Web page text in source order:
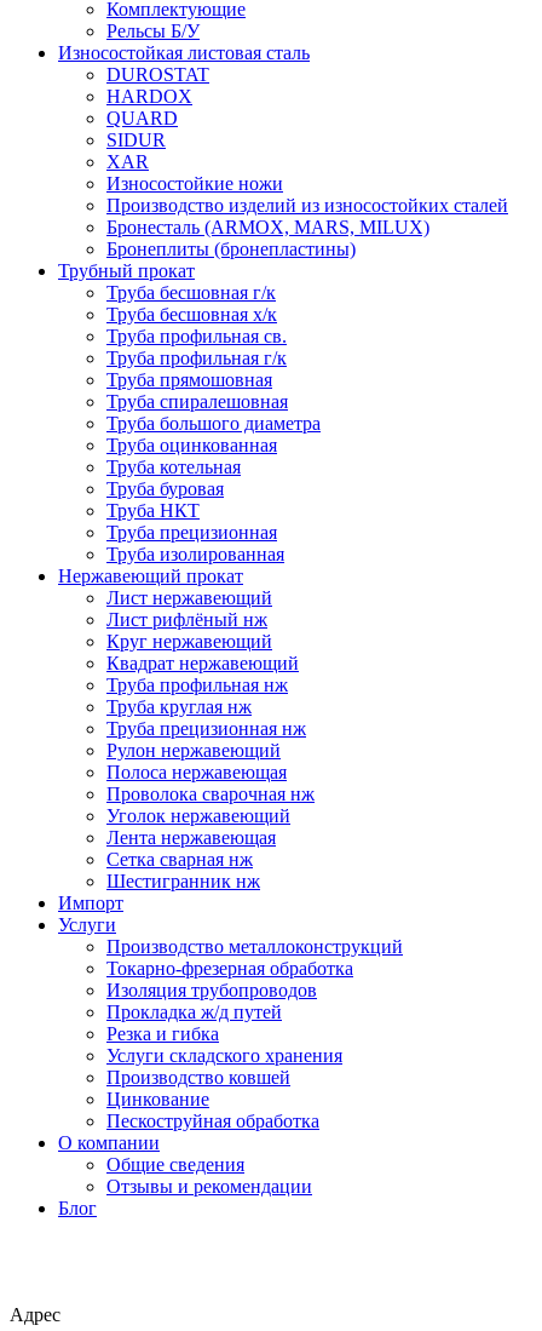
Комплектующие
Рельсы Б/У
Износостойкая листовая сталь
DUROSTAT
HARDOX
QUARD
SIDUR
XAR
Износостойкие ножи
Производство изделий из износостойких сталей
Бронесталь (ARMOX, MARS, MILUX)
Бронеплиты (бронепластины)
Трубный прокат
Труба бесшовная г/к
Труба бесшовная х/к
Труба профильная св.
Труба профильная г/к
Труба прямошовная
Труба спиралешовная
Труба большого диаметра
Труба оцинкованная
Труба котельная
Труба буровая
Труба НКТ
Труба прецизионная
Труба изолированная
Нержавеющий прокат
Лист нержавеющий
Лист рифлёный нж
Круг нержавеющий
Квадрат нержавеющий
Труба профильная нж
Труба круглая нж
Труба прецизионная нж
Рулон нержавеющий
Полоса нержавеющая
Проволока сварочная нж
Уголок нержавеющий
Лента нержавеющая
Сетка сварная нж
Шестигранник нж
Импорт
Услуги
Производство металлоконструкций
Токарно-фрезерная обработка
Изоляция трубопроводов
Прокладка ж/д путей
Резка и гибка
Услуги складского хранения
Производство ковшей
Цинкование
Пескоструйная обработка
О компании
Общие сведения
Отзывы и рекомендации
Блог
Адрес